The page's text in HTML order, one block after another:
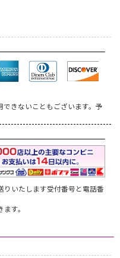
きないこともございます。予
りいたします受付番号と電話番
す。